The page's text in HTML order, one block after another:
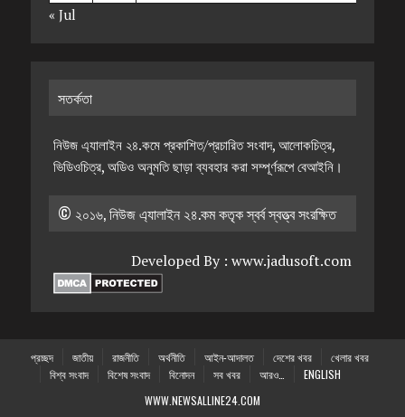
« Jul
সতর্কতা
নিউজ এ্যালাইন ২৪.কমে প্রকাশিত/প্রচারিত সংবাদ, আলোকচিত্র,
ভিডিওচিত্র, অডিও অনুমতি ছাড়া ব্যবহার করা সম্পূর্ণরূপে বেআইনি।
© ২০১৬, নিউজ এ্যালাইন ২৪.কম কতৃক স্বর্ব স্বত্ত্ব সংরক্ষিত
Developed By :www.jadusoft.com
প্রচ্ছদ জাতীয় রাজনীতি অর্থনীতি আইন-আদালত দেশের খবর
খেলার খবর
বিশ্ব সংবাদ
বিশেষ সংবাদ বিনোদন সব খবর আরও…
ENGLISH
WWW.NEWSALLINE24.COM